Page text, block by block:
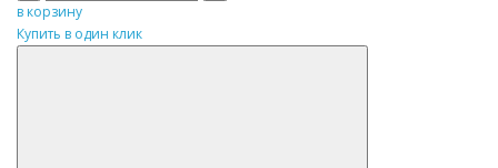
в корзину
Купить в один клик